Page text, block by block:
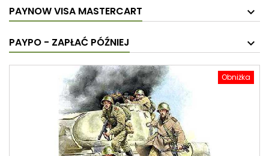
PAYNOW VISA MASTERCART
PAYPO - ZAPŁAĆ PÓŹNIEJ
Obniżka